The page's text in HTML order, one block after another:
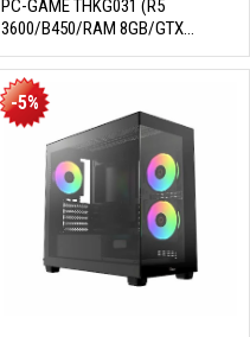
PC-GAME THKG031 (R5
3600/B450/RAM 8GB/GTX
1660S/SSD 256GB/550W/DOS)
-5%